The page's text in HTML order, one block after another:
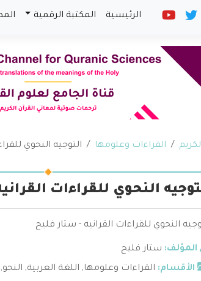
الرئيسية المكتبة الرقمية
القراءات وعلومها التوجيه النحوي
النحوي للقراءات
النحوي للقراءات القرانيه - ستار فليح
المؤلف: ستار فليح
الأقسام: القراءات وعلومها, اللغة العربية, النحو,